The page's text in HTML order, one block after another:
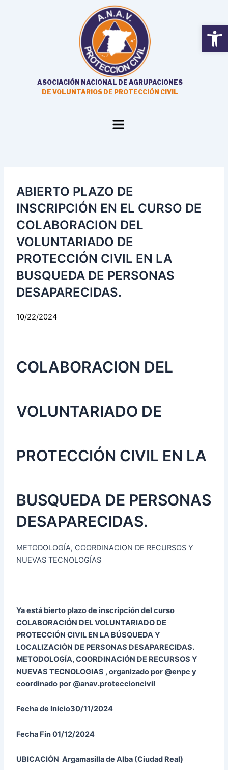
ASOCIACIÓN NACIONAL DE AGRUPACIONES
DE VOLUNTARIOS DE PROTECCIÓN CIVIL
Main
‍ABIERTO PLAZO DE
INSCRIPCIÓN EN EL CURSO DE
COLABORACION DEL
VOLUNTARIADO DE
PROTECCIÓN CIVIL EN LA
BUSQUEDA DE PERSONAS
DESAPARECIDAS.
10/22/2024
‍COLABORACION DEL
VOLUNTARIADO DE
PROTECCIÓN CIVIL EN LA
BUSQUEDA DE PERSONAS
DESAPARECIDAS.
METODOLOGÍA, COORDINACION DE RECURSOS Y
NUEVAS TECNOLOGÍAS
Ya está bierto plazo de inscripción del curso
COLABORACIÓN DEL VOLUNTARIADO DE
PROTECCIÓN CIVIL EN LA BÚSQUEDA Y
LOCALIZACIÓN DE PERSONAS DESAPARECIDAS.
METODOLOGÍA, COORDINACIÓN DE RECURSOS Y
NUEVAS TECNOLOGIAS , organizado por @enpc y
coordinado por @anav.proteccioncivil
Fecha de Inicio30/11/2024
Fecha Fin 01/12/2024
UBICACIÓN Argamasilla de Alba (Ciudad Real)